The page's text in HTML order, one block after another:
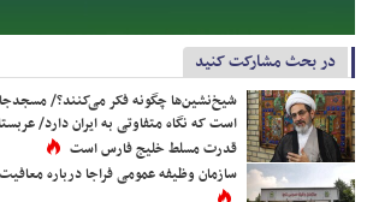
در بحث مشارکت کنید
شیخ‌نشین‌ها چگونه فکر می‌کنند؟/
است که نگاه متفاوتی به ایران دارد/
قدرت مسلط خلیج فارس است
سازمان وظیفه عمومی فراجا درباره